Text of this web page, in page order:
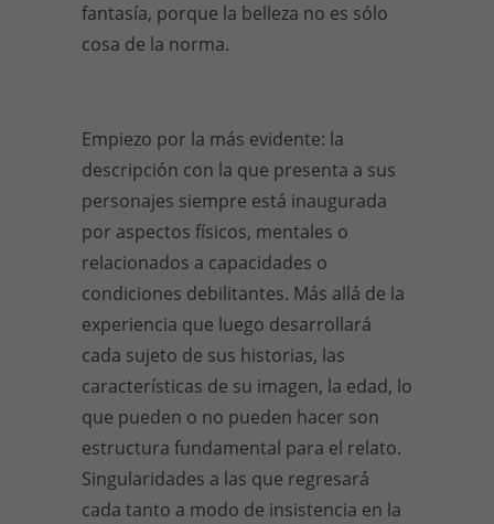
fantasía, porque la belleza no es sólo
cosa de la norma.
Empiezo por la más evidente: la
descripción con la que presenta a sus
personajes siempre está inaugurada
por aspectos físicos, mentales o
relacionados a capacidades o
condiciones debilitantes. Más allá de la
experiencia que luego desarrollará
cada sujeto de sus historias, las
características de su imagen, la edad, lo
que pueden o no pueden hacer son
estructura fundamental para el relato.
Singularidades a las que regresará
cada tanto a modo de insistencia en la